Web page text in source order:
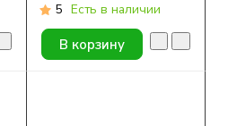
5 Есть в наличии
В корзину